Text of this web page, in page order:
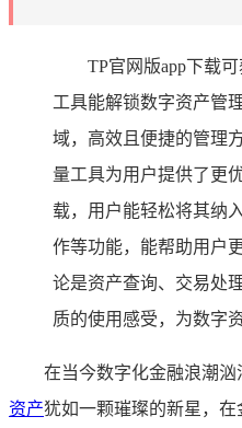
TP官网版app下载
工具能解锁数字资产管
域，高效且便捷的管理
量工具为用户提供了更
载，用户能轻松将其纳
作等功能，能帮助用户
论是资产查询、交易处
质的使用感受，为数字
在当今数字化金融浪潮汹
资产犹如一颗璀璨的新星，